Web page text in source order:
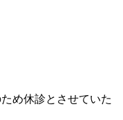
め休診とさせていた